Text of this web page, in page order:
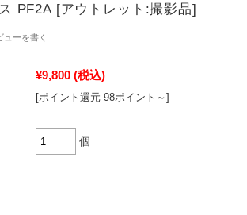
PF2A [アウトレット:撮影品]
ューを書く
¥9,800 (税込)
[ポイント還元 98ポイント～]
個